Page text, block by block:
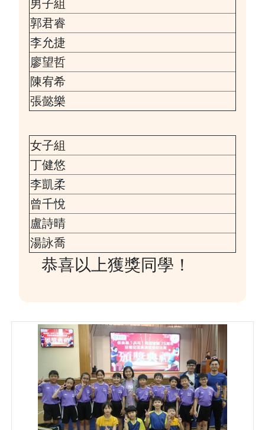
男子組
郭君睿
李允捷
廖望哲
陳宥希
張懿樂
女子組
丁健悠
李凱柔
曾千悅
盧詩晴
湯詠喬
恭喜以上獲獎同學！